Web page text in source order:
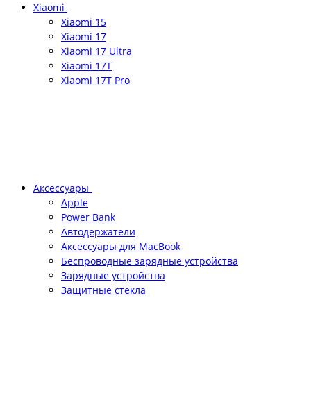
Xiaomi
Xiaomi 15
Xiaomi 17
Xiaomi 17 Ultra
Xiaomi 17T
Xiaomi 17T Pro
Аксессуары
Apple
Power Bank
Автодержатели
Аксессуары для MacBook
Беспроводные зарядные устройства
Зарядные устройства
Защитные стекла